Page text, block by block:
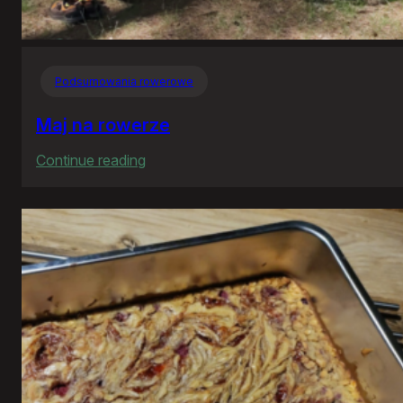
Podsumowania rowerowe
Maj na rowerze
Continue reading
na
rowerze